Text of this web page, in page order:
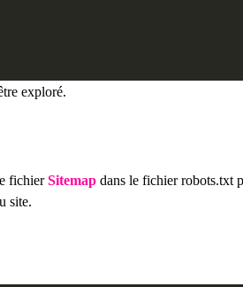
exploré.
fichierSitemapdans le fichier robots.txt
site.